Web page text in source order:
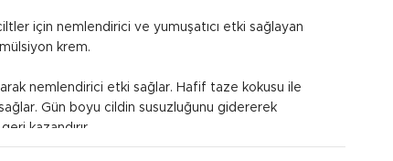
için nemlendirici ve yumuşatıcı etki sağlayan
krem.
nemlendirici etki sağlar. Hafif taze kokusu ile
Gün boyu cildin susuzluğunu gidererek
kazandırır.